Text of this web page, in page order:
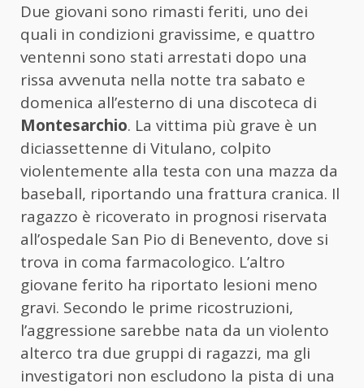
Due giovani sono rimasti feriti, uno dei
quali in condizioni gravissime, e quattro
ventenni sono stati arrestati dopo una
rissa avvenuta nella notte tra sabato e
domenica all’esterno di una discoteca di
Montesarchio. La vittima più grave è un
diciassettenne di Vitulano, colpito
violentemente alla testa con una mazza da
baseball, riportando una frattura cranica. Il
ragazzo è ricoverato in prognosi riservata
all’ospedale San Pio di Benevento, dove si
trova in coma farmacologico. L’altro
giovane ferito ha riportato lesioni meno
gravi. Secondo le prime ricostruzioni,
l’aggressione sarebbe nata da un violento
alterco tra due gruppi di ragazzi, ma gli
investigatori non escludono la pista di una